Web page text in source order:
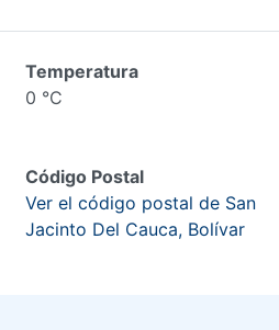
Temperatura
0 °C
Código Postal
Ver el código postal de San
Jacinto Del Cauca, Bolívar